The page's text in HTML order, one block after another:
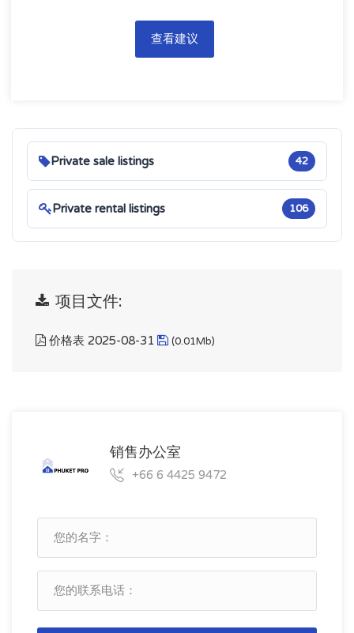
查看建议
Private sale listings 42
Private rental listings 106
项目文件:
价格表 2025-08-31 (0.01Mb)
销售办公室
+66 6 4425 9472